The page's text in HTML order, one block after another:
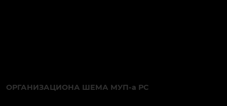
ОРГАНИЗАЦИОНА ШЕМА МУП-а РС